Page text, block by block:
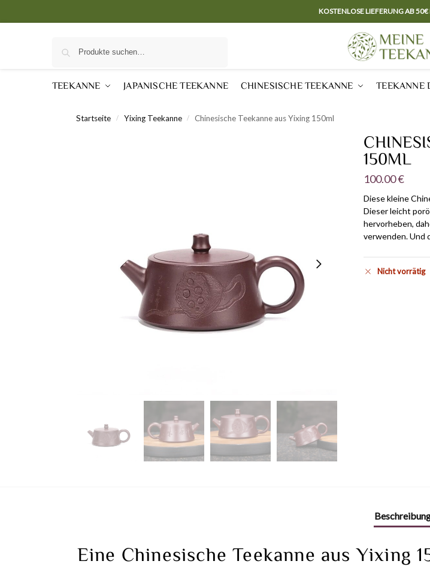
KOSTENLOSE LIEFERUNG AB
TEEKANNE JAPANISCHE TEEKANNE CHINESISCHE TEEKANNE TEEKANNE
Startseite / Yixing Teekanne / Chinesische Teekanne aus Yixing 150ml
150ML
100.00€
Diese kleine
Dieser leicht
hervorheben,
verwenden. Und
Nicht vorrätig
Eine Chinesische Teekanne aus Yixing